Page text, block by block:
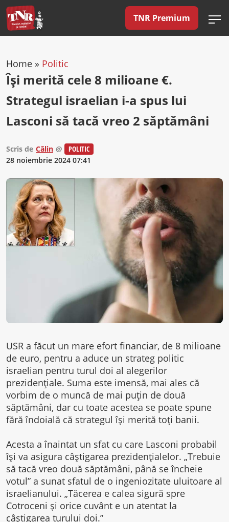
TNR Premium
Home » Politic
Își merită cele 8 milioane €.
Strategul israelian i-a spus lui
Lasconi să tacă vreo 2 săptămâni
Scris de Călin @
POLITIC
28 noiembrie 2024 07:41
USR a făcut un mare efort financiar, de 8 milioane
de euro, pentru a aduce un strateg politic
israelian pentru turul doi al alegerilor
prezidențiale. Suma este imensă, mai ales că
vorbim de o muncă de mai puțin de două
săptămâni, dar cu toate acestea se poate spune
fără îndoială că strategul își merită toți banii.
Acesta a înaintat un sfat cu care Lasconi probabil
își va asigura câștigarea prezidențialelor. „Trebuie
să tacă vreo două săptămâni, până se încheie
votul” a sunat sfatul de o ingeniozitate uluitoare al
israelianului. „Tăcerea e calea sigură spre
Cotroceni și orice cuvânt e un atentat la
câștigarea turului doi.”